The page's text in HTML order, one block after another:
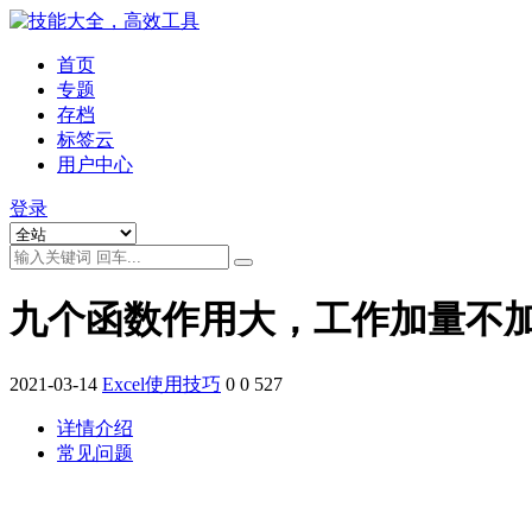
首页
专题
存档
标签云
用户中心
登录
九个函数作用大，工作加量不
2021-03-14 Excel使用技巧 0 0 527
详情介绍
常见问题